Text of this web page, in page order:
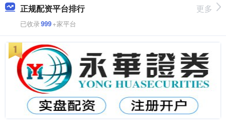
正规配资平台排行
已收录999+家平台
更多